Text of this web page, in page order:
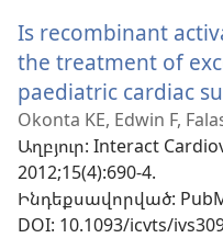
Is recombinant
the treatment of
paediatric cardiac
Okonta KE, Edwin F,
Աղբյուր‎: Interact
2012;15(4):690-4.
Ինդեքսավորված‎:
DOI‎: 10.1093/icvts/